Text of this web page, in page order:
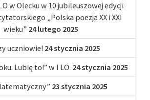
w Olecku w 10 jubileuszowej edycji
„Polska poezja XX i XXI
wieku” 24 lutego 2025
uczniowie! 24 stycznia 2025
Lubię to!” w I LO. 24 stycznia 2025
23 stycznia 2025